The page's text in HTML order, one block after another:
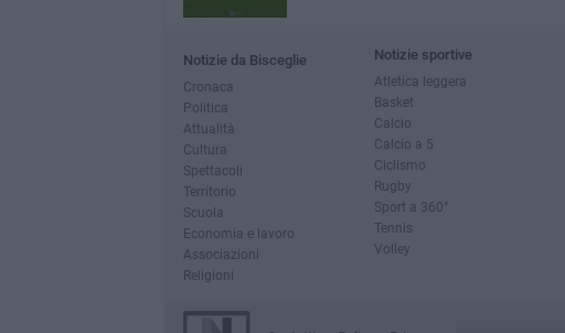
Notizie da Bisceglie
Cronaca
Politica
Attualità
Cultura
Spettacoli
Territorio
Scuola
Economia e lavoro
Associazioni
Religioni
Notizie sportive
Atletica leggera
Basket
Calcio
Calcio a 5
Ciclismo
Rugby
Sport a 360°
Tennis
Volley